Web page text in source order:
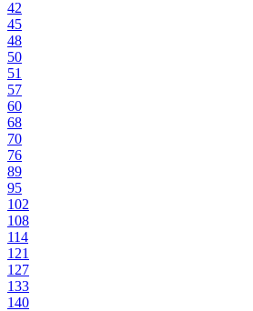
42
45
48
50
51
57
60
68
70
76
89
95
102
108
114
121
127
133
140